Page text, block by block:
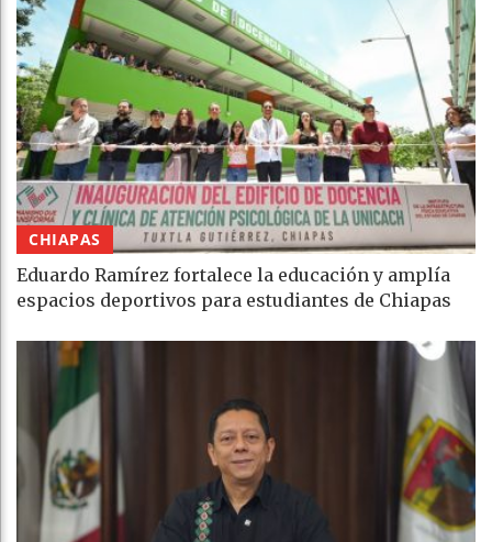
CHIAPAS
Eduardo Ramírez fortalece la educación y amplía
espacios deportivos para estudiantes de Chiapas